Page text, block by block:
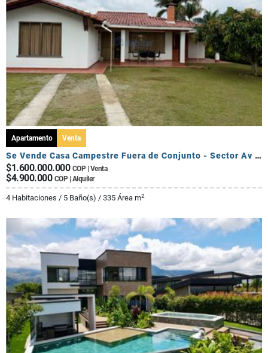
Apartamento Venta
Se Vende Casa Campestre Fuera de Conjunto - Sector Av Centenario
$1.600.000.000 COP | Venta
$4.900.000 COP | Alquiler
4 Habitaciones / 5 Baño(s) / 335 Área m2